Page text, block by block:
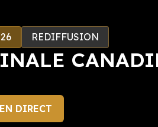
REDIFFUSION
DIRECT